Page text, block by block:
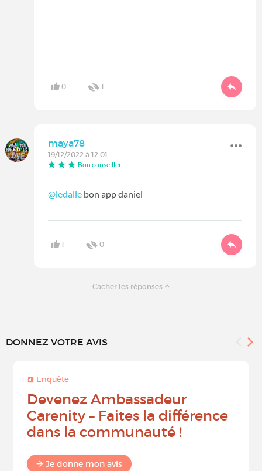
0 1
maya78
19/12/2022 à 12:01
Bon conseiller
@ledalle bon app daniel
1 0
Cacher les réponses
DONNEZ VOTRE AVIS
Enquête
Devenez Ambassadeur
Carenity – Faites la différence
dans la communauté !
Je donne mon avis